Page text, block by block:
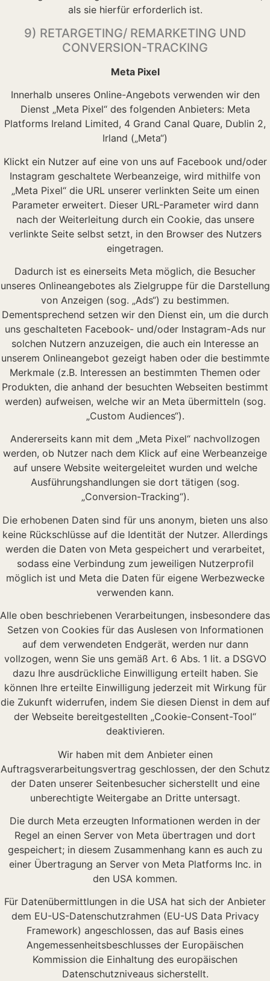
als sie hierfür erforderlich ist.
9) RETARGETING/ REMARKETING UND
CONVERSION-TRACKING
Meta Pixel
Innerhalb unseres Online-Angebots verwenden wir den
Dienst „Meta Pixel“ des folgenden Anbieters: Meta
Platforms Ireland Limited, 4 Grand Canal Quare, Dublin 2,
Irland („Meta“)
Klickt ein Nutzer auf eine von uns auf Facebook und/oder
Instagram geschaltete Werbeanzeige, wird mithilfe von
„Meta Pixel“ die URL unserer verlinkten Seite um einen
Parameter erweitert. Dieser URL-Parameter wird dann
nach der Weiterleitung durch ein Cookie, das unsere
verlinkte Seite selbst setzt, in den Browser des Nutzers
eingetragen.
Dadurch ist es einerseits Meta möglich, die Besucher
unseres Onlineangebotes als Zielgruppe für die Darstellung
von Anzeigen (sog. „Ads“) zu bestimmen.
Dementsprechend setzen wir den Dienst ein, um die durch
uns geschalteten Facebook- und/oder Instagram-Ads nur
solchen Nutzern anzuzeigen, die auch ein Interesse an
unserem Onlineangebot gezeigt haben oder die bestimmte
Merkmale (z.B. Interessen an bestimmten Themen oder
Produkten, die anhand der besuchten Webseiten bestimmt
werden) aufweisen, welche wir an Meta übermitteln (sog.
„Custom Audiences“).
Andererseits kann mit dem „Meta Pixel“ nachvollzogen
werden, ob Nutzer nach dem Klick auf eine Werbeanzeige
auf unsere Website weitergeleitet wurden und welche
Ausführungshandlungen sie dort tätigen (sog.
„Conversion-Tracking“).
Die erhobenen Daten sind für uns anonym, bieten uns also
keine Rückschlüsse auf die Identität der Nutzer. Allerdings
werden die Daten von Meta gespeichert und verarbeitet,
sodass eine Verbindung zum jeweiligen Nutzerprofil
möglich ist und Meta die Daten für eigene Werbezwecke
verwenden kann.
Alle oben beschriebenen Verarbeitungen, insbesondere das
Setzen von Cookies für das Auslesen von Informationen
auf dem verwendeten Endgerät, werden nur dann
vollzogen, wenn Sie uns gemäß Art. 6 Abs. 1 lit. a DSGVO
dazu Ihre ausdrückliche Einwilligung erteilt haben. Sie
können Ihre erteilte Einwilligung jederzeit mit Wirkung für
die Zukunft widerrufen, indem Sie diesen Dienst in dem auf
der Webseite bereitgestellten „Cookie-Consent-Tool“
deaktivieren.
Wir haben mit dem Anbieter einen
Auftragsverarbeitungsvertrag geschlossen, der den Schutz
der Daten unserer Seitenbesucher sicherstellt und eine
unberechtigte Weitergabe an Dritte untersagt.
Die durch Meta erzeugten Informationen werden in der
Regel an einen Server von Meta übertragen und dort
gespeichert; in diesem Zusammenhang kann es auch zu
einer Übertragung an Server von Meta Platforms Inc. in
den USA kommen.
Für Datenübermittlungen in die USA hat sich der Anbieter
dem EU-US-Datenschutzrahmen (EU-US Data Privacy
Framework) angeschlossen, das auf Basis eines
Angemessenheitsbeschlusses der Europäischen
Kommission die Einhaltung des europäischen
Datenschutzniveaus sicherstellt.